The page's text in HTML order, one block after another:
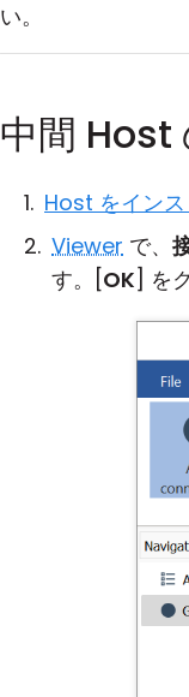
い。
中間 Host
Host をイン
Viewer で、
す。[OK] を